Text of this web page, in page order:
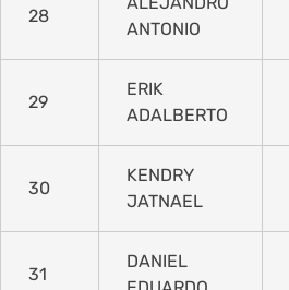
28
ANTONIO
29
ERIK
ADALBERTO
30
KENDRY
JATNAEL
31
DANIEL